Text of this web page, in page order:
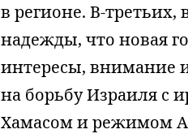
в регионе. В-
надежды, что новая
интересы, внимание
на борьбу Израиля с
Хамасом и режимом